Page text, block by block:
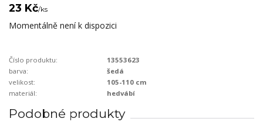
23 Kč/ks
Momentálně není k dispozici
Číslo produktu:
13553623
barva:
šedá
velikost:
105-110 cm
materiál:
hedvábí
Podobné produkty